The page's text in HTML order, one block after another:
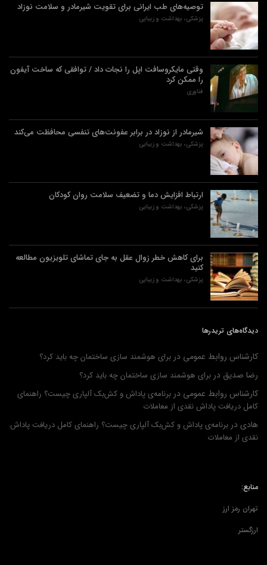
توصیه‌های طب ایرانی برای تقویت شیرمادر و سلامت نوزاد
پزشکی، بهداشت و زیبایی
وقتی مایکروسافت اپل را نجات داد / توافقی که ساخت آیفون
را ممکن کرد
فناوری
شیرمادر از نوزاد در برابر عفونت‌های تنفسی محافظت می‌کند
پزشکی، بهداشت و زیبایی
ارتباط افزایش دما و تضعیف سلامت روان کودکان
پزشکی، بهداشت و زیبایی
برای کاهش خطر زوال عقل به جای تماشای تلویزیون مطالعه
کنید
پزشکی، بهداشت و زیبایی
دیدگاه‌های تریدرها
کارشناس روابط عمومی در برای هوشمند سازی ساختمان چه باید کرد؟
رضا صدیق در برای هوشمند سازی ساختمان چه باید کرد؟
کارشناس روابط عمومی در برنامه‌ی پاداش و کش‌بک آلپاری چیست؟ راهنمای
کامل دریافت پاداش نقدی از معاملات
هادی در برنامه‌ی پاداش و کش‌بک آلپاری چیست؟ راهنمای کامل دریافت پاداش
نقدی از معاملات
منابع:
تهران رمز ارز
ارزگستر